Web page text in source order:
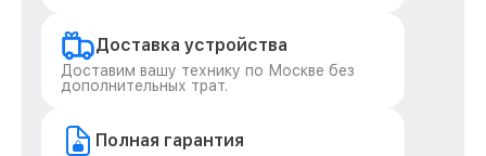
Доставка устройства
Доставим вашу технику по Москве без
дополнительных трат.
Полная гарантия